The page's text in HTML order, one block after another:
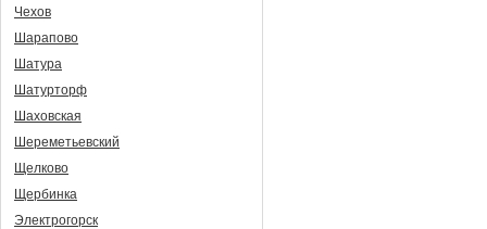
Чехов
Шарапово
Шатура
Шатурторф
Шаховская
Шереметьевский
Щелково
Щербинка
Электрогорск